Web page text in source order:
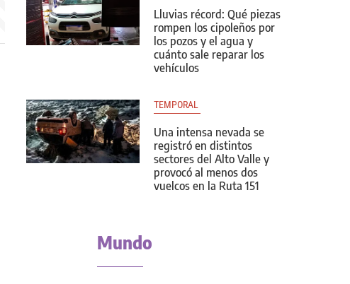
Lluvias récord: Qué piezas
rompen los cipoleños por
los pozos y el agua y
cuánto sale reparar los
vehículos
TEMPORAL
Una intensa nevada se
registró en distintos
sectores del Alto Valle y
provocó al menos dos
vuelcos en la Ruta 151
Mundo